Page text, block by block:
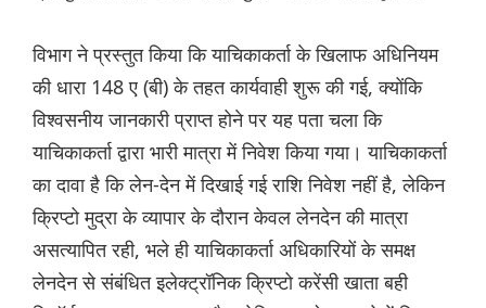
विभाग ने प्रस्तुत किया कि याचिकाकर्ता के खिलाफ अधिनियम
की धारा 148 ए (बी) के तहत कार्यवाही शुरू की गई, क्योंकि
विश्वसनीय जानकारी प्राप्त होने पर यह पता चला कि
याचिकाकर्ता द्वारा भारी मात्रा में निवेश किया गया। याचिकाकर्ता
का दावा है कि लेन-देन में दिखाई गई राशि निवेश नहीं है, लेकिन
क्रिप्टो मुद्रा के व्यापार के दौरान केवल लेनदेन की मात्रा
असत्यापित रही, भले ही याचिकाकर्ता अधिकारियों के समक्ष
लेनदेन से संबंधित इलेक्ट्रॉनिक क्रिप्टो करेंसी खाता बही